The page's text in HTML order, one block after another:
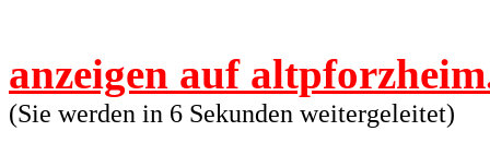
anzeigen auf
(Sie werden in 6 Sekunden weitergeleitet)